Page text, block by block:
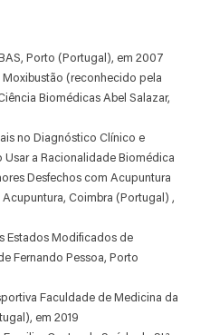
Porto (Portugal), em 2007
(reconhecido pela
Biomédicas Abel Salazar,
no Diagnóstico Clínico e
a Racionalidade Biomédica
Desfechos com Acupuntura
Coimbra (Portugal) ,
Estados Modificados de
Fernando Pessoa, Porto
Faculdade de Medicina da
em 2019